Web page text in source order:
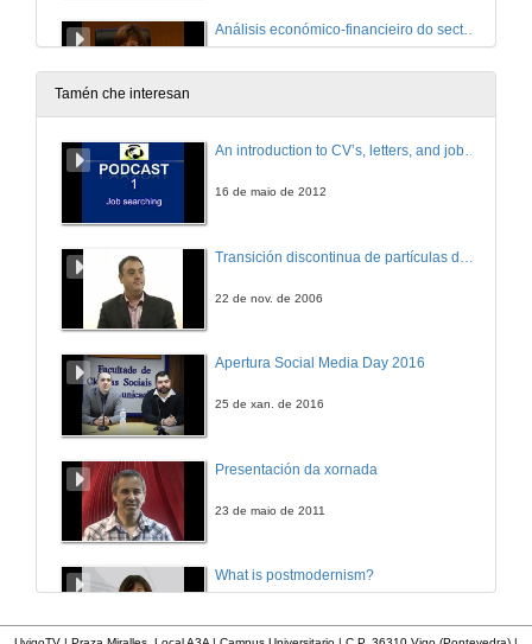
Análisis económico-financieiro do sector da agricultura en Cataluña durante o periodo 2008-2010
21 de xuño de 2012
Unha oportunidade para a producción extensiva
Tamén che interesan
An introduction to CV’s, letters, and job searching
16 de maio de 2012
22 de nov. de 2006
Apertura Social Media Day 2016
25 de xan. de 2016
Presentación da xornada
23 de maio de 2011
What is postmodernism?